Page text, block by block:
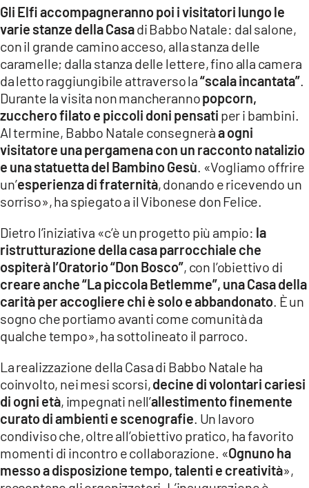
Gli Elfi accompagneranno poi i visitatori lungo le
varie stanze della Casadi Babbo Natale: dal salone,
con il grande camino acceso, alla stanza delle
caramelle; dalla stanza delle lettere, fino alla camera
da letto raggiungibile attraverso la“scala incantata”.
Durante la visita non mancherannopopcorn,
zucchero filato e piccoli doni pensati per i bambini.
Al termine, Babbo Natale consegneràa ogni
visitatore una pergamena con un racconto natalizio
e una statuetta del Bambino Gesù. «Vogliamo offrire
un’esperienza di fraternità, donando e ricevendo un
sorriso», ha spiegato a il Vibonese don Felice.
Dietro l’iniziativa «c’è un progetto più ampio: la
ristrutturazione della casa parrocchiale che
ospiterà l’Oratorio “Don Bosco”, con l’obiettivo di
creare anche “La piccola Betlemme”, una Casa della
carità per accogliere chi è solo e abbandonato. È un
sogno che portiamo avanti come comunità da
qualche tempo», ha sottolineato il parroco.
La realizzazione della Casa di Babbo Natale ha
coinvolto, nei mesi scorsi,decine di volontari cariesi
di ogni età, impegnati nell’allestimento finemente
curato di ambienti e scenografie. Un lavoro
condiviso che, oltre all’obiettivo pratico, ha favorito
momenti di incontro e collaborazione. «Ognuno ha
messo a disposizione tempo, talenti e creatività»,